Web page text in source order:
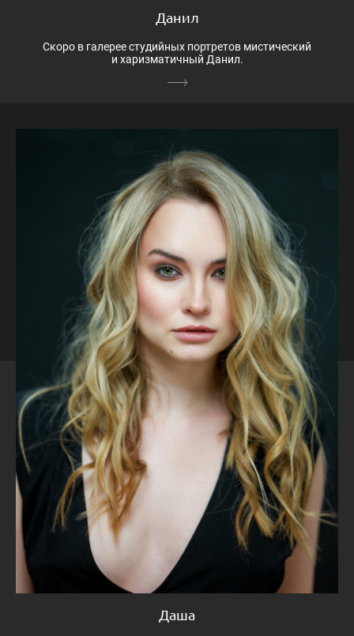
Данил
Скоро в галерее студийных портретов мистический
и харизматичный Данил.
Даша